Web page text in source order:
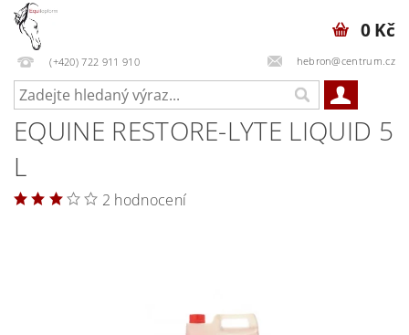
(+420) 722 911 910 hebron@centrum.cz
0 Kč
EQUINE RESTORE-LYTE LIQUID 5
L
2 hodnocení